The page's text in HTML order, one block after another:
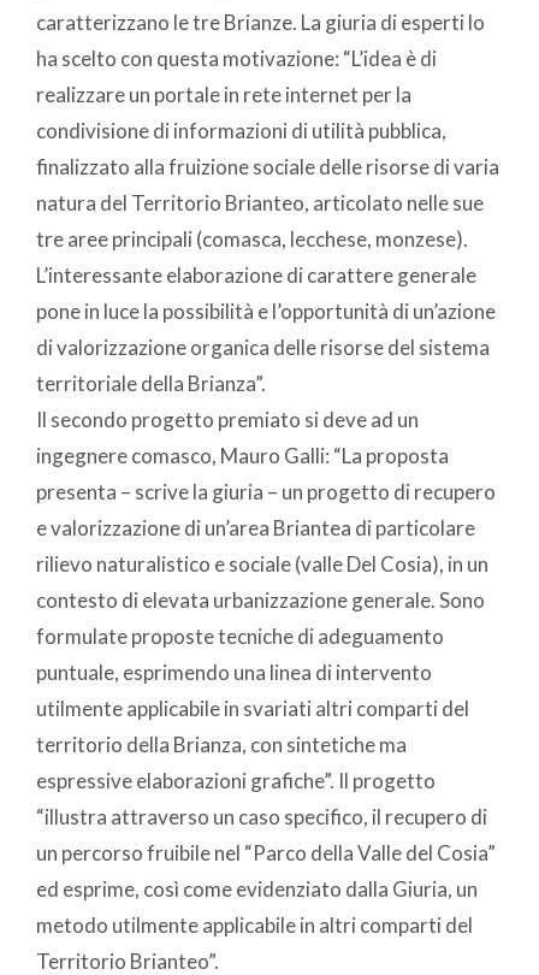
caratterizzano le tre Brianze. La giuria di esperti lo
ha scelto con questa motivazione: “L’idea è di
realizzare un portale in rete internet per la
condivisione di informazioni di utilità pubblica,
finalizzato alla fruizione sociale delle risorse di varia
natura del Territorio Brianteo, articolato nelle sue
tre aree principali (comasca, lecchese, monzese).
L’interessante elaborazione di carattere generale
pone in luce la possibilità e l’opportunità di un’azione
di valorizzazione organica delle risorse del sistema
territoriale della Brianza”.
Il secondo progetto premiato si deve ad un
ingegnere comasco, Mauro Galli: “La proposta
presenta – scrive la giuria – un progetto di recupero
e valorizzazione di un’area Briantea di particolare
rilievo naturalistico e sociale (valle Del Cosia), in un
contesto di elevata urbanizzazione generale. Sono
formulate proposte tecniche di adeguamento
puntuale, esprimendo una linea di intervento
utilmente applicabile in svariati altri comparti del
territorio della Brianza, con sintetiche ma
espressive elaborazioni grafiche”. Il progetto
“illustra attraverso un caso specifico, il recupero di
un percorso fruibile nel “Parco della Valle del Cosia”
ed esprime, così come evidenziato dalla Giuria, un
metodo utilmente applicabile in altri comparti del
Territorio Brianteo”.